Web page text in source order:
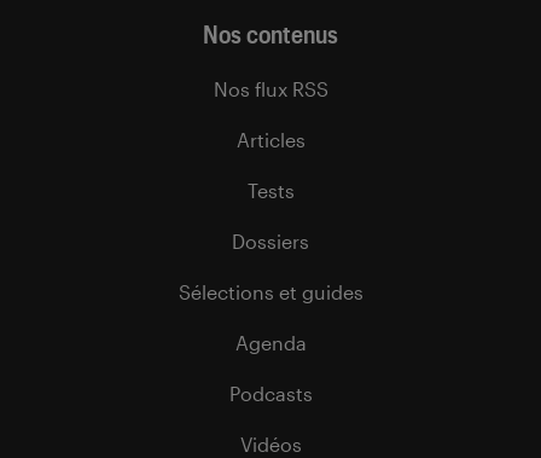
Nos contenus
Nos flux RSS
Articles
Tests
Dossiers
Sélections et guides
Agenda
Podcasts
Vidéos